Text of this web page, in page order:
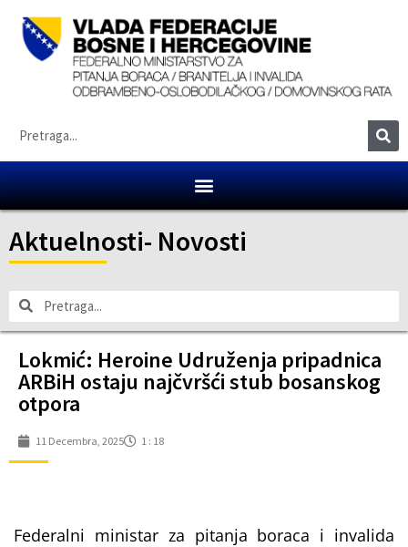
Aktuelnosti- Novosti
Lokmić: Heroine Udruženja pripadnica
ARBiH ostaju najčvršći stub bosanskog
otpora
11 Decembra, 2025 1 : 18
Federalni ministar za pitanja boraca i invalida